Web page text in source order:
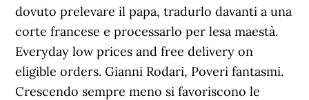
dovuto prelevare il papa, tradurlo davanti a una
corte francese e processarlo per lesa maestà.
Everyday low prices and free delivery on
eligible orders. Gianni Rodari, Poveri fantasmi.
Crescendo sempre meno si favoriscono le